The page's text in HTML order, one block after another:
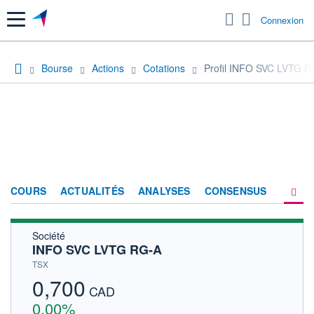
Menu Connexion
Bourse Actions Cotations Profil INFO SVC LVTG
COURS ACTUALITÉS ANALYSES CONSENSUS
Société
INFO SVC LVTG RG-A
TSX
0,700 CAD
0,00%